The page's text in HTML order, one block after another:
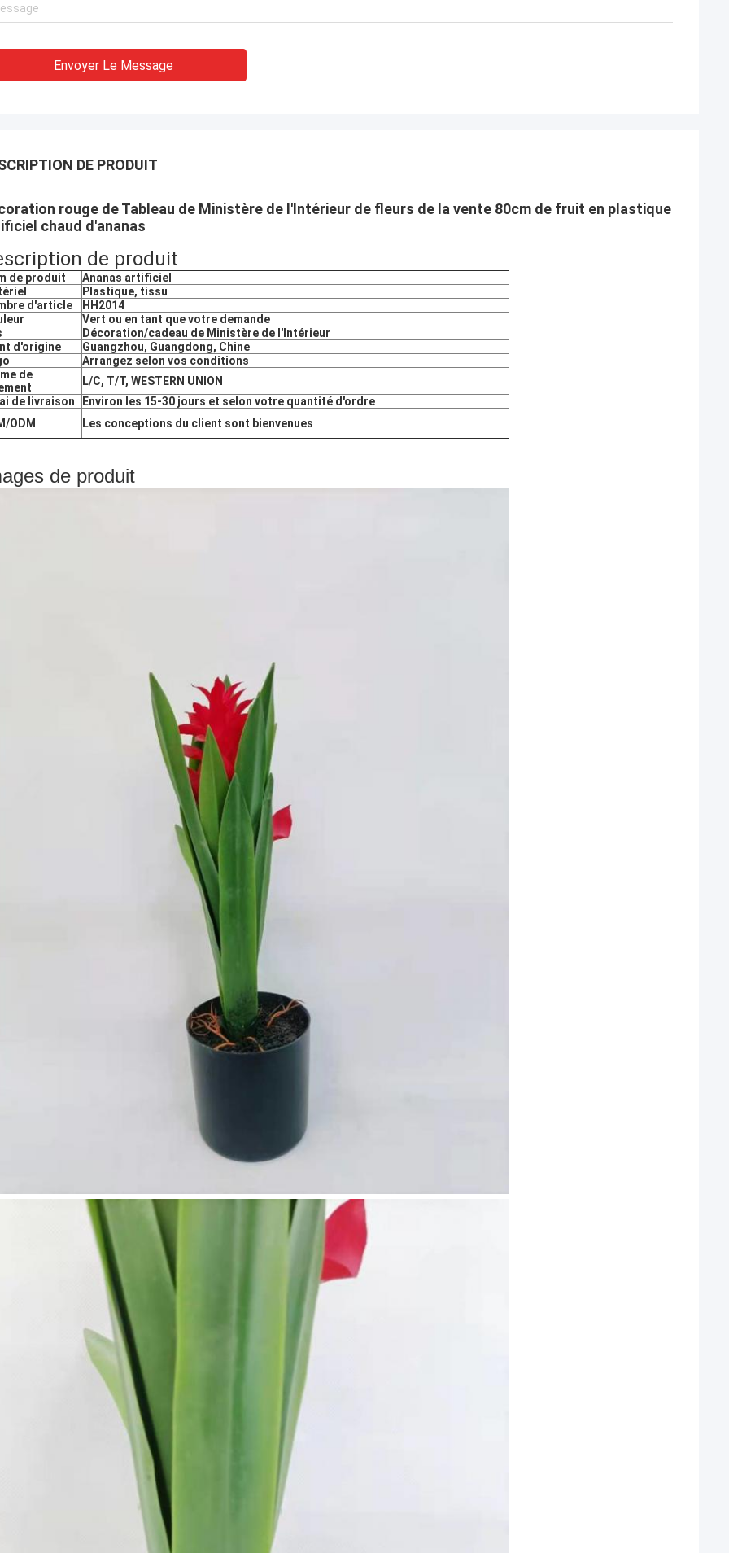
Envoyer Le Message
DE PRODUIT
rouge de Tableau de Ministère de l'Intérieur de fleurs de la vente 80cm de fruit en plastique
chaud d'ananas
de produit
de produit Ananas artificiel
Plastique, tissu
d'article
HH2014
Vert ou en tant que votre demande
Décoration/cadeau de Ministère de l'Intérieur
d'origine
Guangzhou, Guangdong, Chine
Arrangez selon vos conditions
de
L/C, T/T, WESTERN UNION
de livraison
Environ les 15-30 jours et selon votre quantité d'ordre
ODM
Les conceptions du client sont bienvenues
de produit